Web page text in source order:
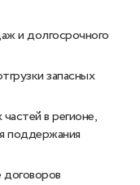
и долгосрочного
запасных
в регионе,
поддержания